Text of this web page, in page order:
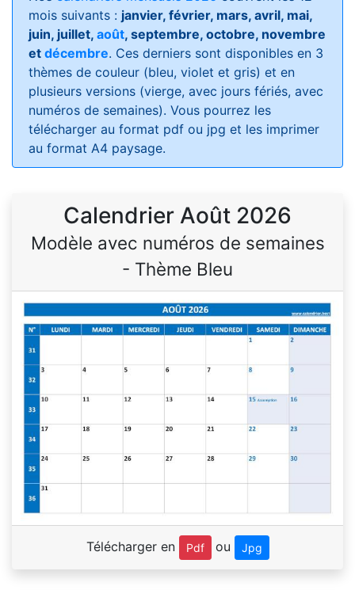
mois suivants : janvier, février, mars, avril, mai,
juin, juillet, août, septembre, octobre, novembre
et décembre. Ces derniers sont disponibles en 3
thèmes de couleur (bleu, violet et gris) et en
plusieurs versions (vierge, avec jours fériés, avec
numéros de semaines). Vous pourrez les
télécharger au format pdf ou jpg et les imprimer
au format A4 paysage.
Calendrier Août 2026
Modèle avec numéros de semaines
- Thème Bleu
Télécharger en Pdf ou Jpg